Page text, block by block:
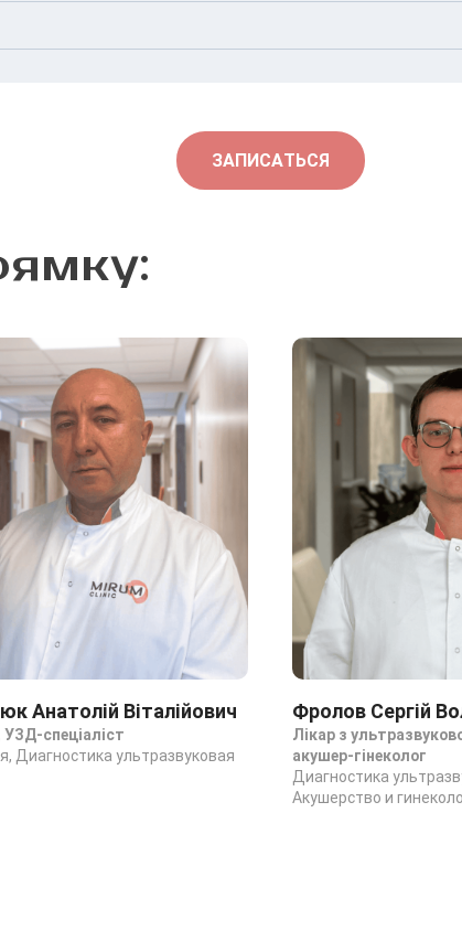
исследование с помощью датчика.
ЗАПИСАТЬСЯ
Анатолій Віталійович
УЗД-спеціаліст
Диагностика ультразвуковая
Фролов Сергій
Лікар з
акушер-гінеколог
Диагностика
Акушерство и